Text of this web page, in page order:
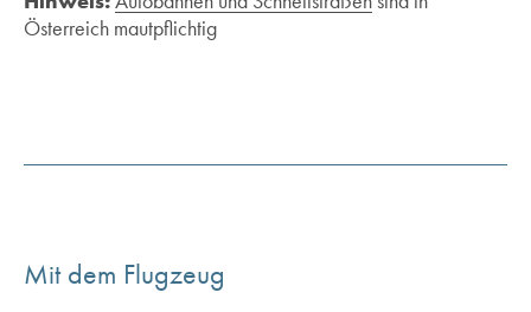
Österreich mautpflichtig
Mit dem Flugzeug